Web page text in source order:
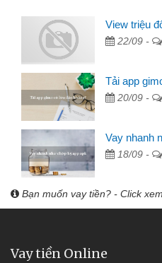
View triệu
22/09 -
Tải app
20/09 -
Vay nhanh
18/09 -
Bạn muốn vay tiền? - Click xem
Vay tiền Online